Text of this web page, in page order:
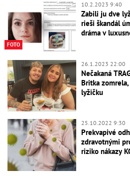
FOTO
10.2.2023 9:40
Zabili ju dve
rieši škandál
dráma v
26.1.2023 22:00
Nečakaná
Britka
lyžičku
25.10.2022 9:30
Prekvapivé
zdravotnými
riziko nákazy